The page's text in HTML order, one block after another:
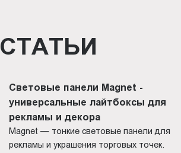
СТАТЬИ
Световые панели Magnet -
универсальные лайтбоксы для
рекламы и декора
Magnet — тонкие световые панели для
рекламы и украшения торговых точек.